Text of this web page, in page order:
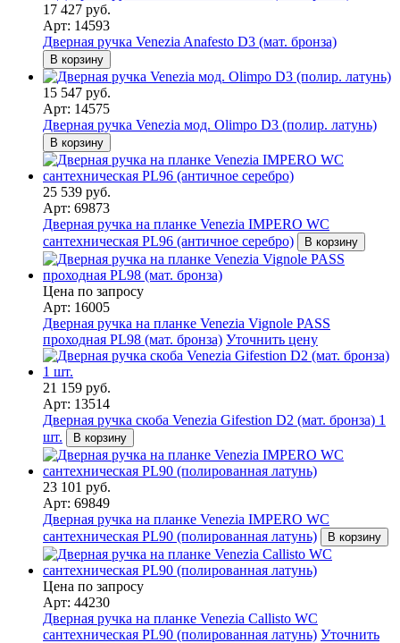
17 427 руб.
Арт: 14593
Дверная ручка Venezia Anafesto D3 (мат. бронза)
В корзину
15 547 руб.
Арт: 14575
Дверная ручка Venezia мод. Olimpo D3 (полир. латунь)
В корзину
25 539 руб.
Арт: 69873
Дверная ручка на планке Venezia IMPERO WC
сантехническая PL96 (античное серебро)
В корзину
Цена по запросу
Арт: 16005
Дверная ручка на планке Venezia Vignole PASS
проходная PL98 (мат. бронза) Уточнить цену
21 159 руб.
Арт: 13514
Дверная ручка скоба Venezia Gifestion D2 (мат. бронза) 1
шт.
В корзину
23 101 руб.
Арт: 69849
Дверная ручка на планке Venezia IMPERO WC
сантехническая PL90 (полированная латунь)
В корзину
Цена по запросу
Арт: 44230
Дверная ручка на планке Venezia Callisto WC
сантехническая PL90 (полированная латунь) Уточнить